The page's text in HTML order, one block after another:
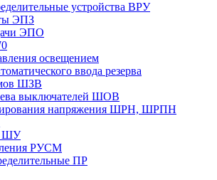
устройства ВРУ
ЭПЗ
ЭПО
освещением
ввода резерва
ШЗВ
выключателей ШОВ
напряжения ШРН, ШРПН
ШУ
РУСМ
ПР